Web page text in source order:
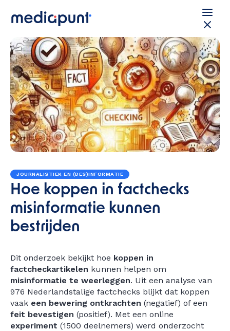
JOURNALISTIEK EN (DES)INFORMATIE
Hoe koppen in factchecks
misinformatie kunnen
bestrijden
Dit onderzoek bekijkt hoe koppen in
factcheckartikelen kunnen helpen om
misinformatie te weerleggen. Uit een analyse van
976 Nederlandstalige factchecks blijkt dat koppen
vaak een bewering ontkrachten (negatief) of een
feit bevestigen (positief). Met een online
experiment (1500 deelnemers) werd onderzocht